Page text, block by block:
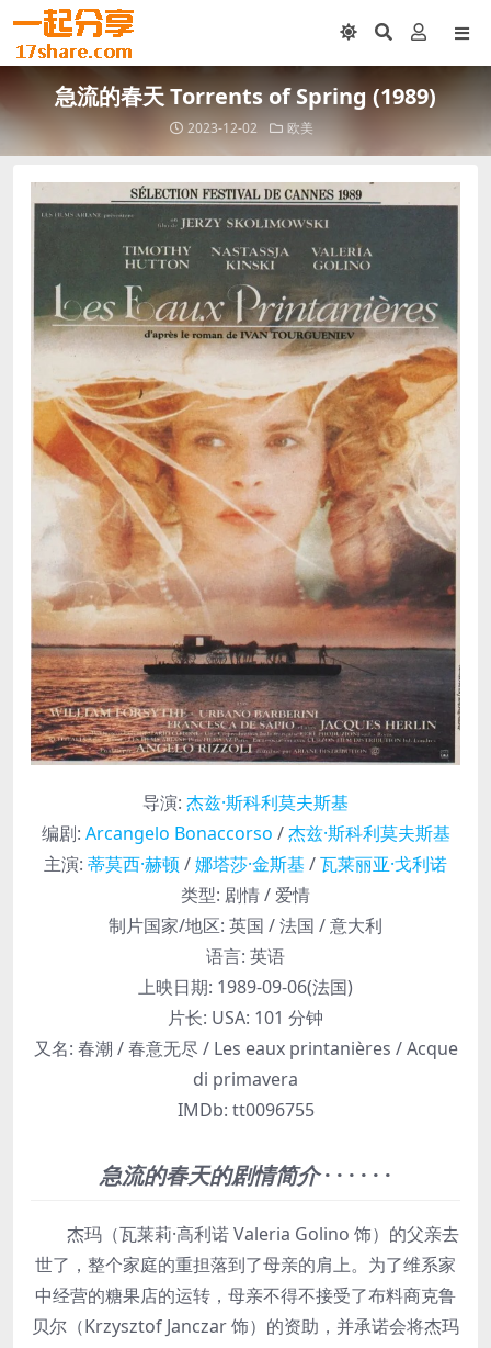
急流的春天 Torrents of Spring (1989)
2023-12-02 欧美
导演: 杰兹·斯科利莫夫斯基
编剧: Arcangelo Bonaccorso /杰兹·斯科利莫夫斯基
主演: 蒂莫西·赫顿 /娜塔莎·金斯基 /瓦莱丽亚·戈利诺
类型: 剧情 / 爱情
制片国家/地区: 英国 / 法国 / 意大利
语言: 英语
上映日期: 1989-09-06(法国)
片长: USA: 101 分钟
又名: 春潮 / 春意无尽 / Les eaux printanières / Acque
di primavera
IMDb: tt0096755
急流的春天的剧情简介· · · · · ·
杰玛（瓦莱莉·高利诺 Valeria Golino 饰）的父亲去
世了，整个家庭的重担落到了母亲的肩上。为了维系家
中经营的糖果店的运转，母亲不得不接受了布料商克鲁
贝尔（Krzysztof Janczar 饰）的资助，并承诺会将杰玛